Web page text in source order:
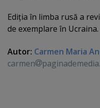
Ediţia în limba rusă a
de exemplare în Ucraina.
Autor: Carmen Maria
carmen